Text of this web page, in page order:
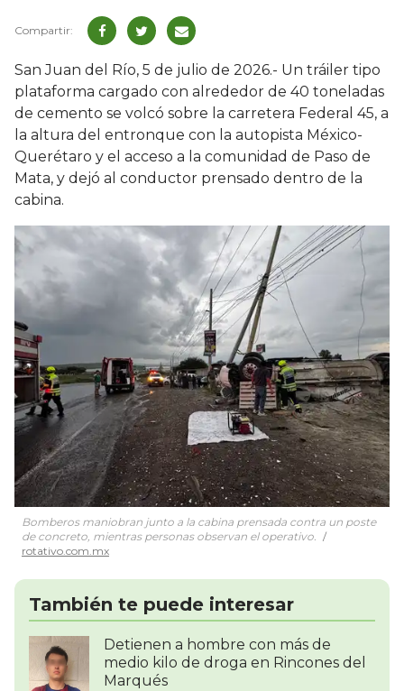
San Juan del Río, 5 de julio de 2026.- Un tráiler tipo
plataforma cargado con alrededor de 40 toneladas
de cemento se volcó sobre la carretera Federal 45, a
la altura del entronque con la autopista México-
Querétaro y el acceso a la comunidad de Paso de
Mata, y dejó al conductor prensado dentro de la
cabina.
Bomberos maniobran junto a la cabina prensada contra un poste
de concreto, mientras personas observan el operativo.
rotativo.com.mx
También te puede interesar
Detienen a hombre con más de
medio kilo de droga en Rincones del
Marqués